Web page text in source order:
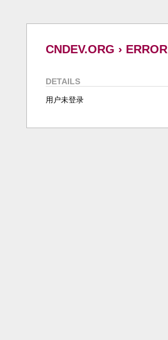
CNDEV.ORG › ERROR
DETAILS
用户未登录